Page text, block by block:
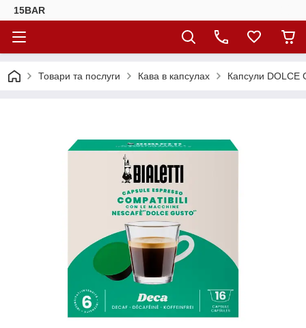
15BAR
Товари та послуги Кава в капсулах Капсули DOLCE